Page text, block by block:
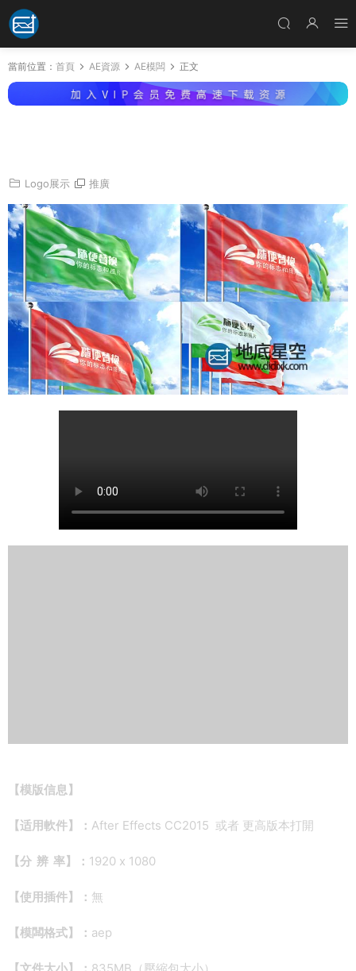
當前位置： 首頁 AE資源 AE模闆 正文
Logo展示 推廣
【模版信息】
【适用軟件】： After Effects CC2015 或者 更高版本打開
【分 辨 率】： 1920 x 1080
【使用插件】： 無
【模闆格式】： aep